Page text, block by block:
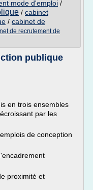
mode d'emploi /
/ cabinet
/ cabinet de
de recrutement de
publique
en trois ensembles
par les
de conception
proximité et